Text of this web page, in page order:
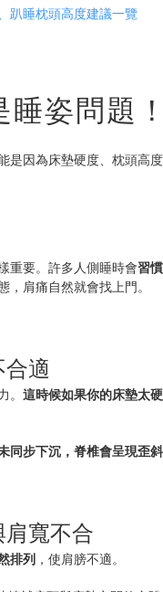
趴睡枕頭高度建議一覽
姿問題
因為床墊硬度、枕頭高
重要。許多人側睡時會習
肩痛自然就會找上門。
適
這時候如果你的床墊太
同步下沉，脊椎會呈現歪
寬不合
排列 ，使肩膀不適。